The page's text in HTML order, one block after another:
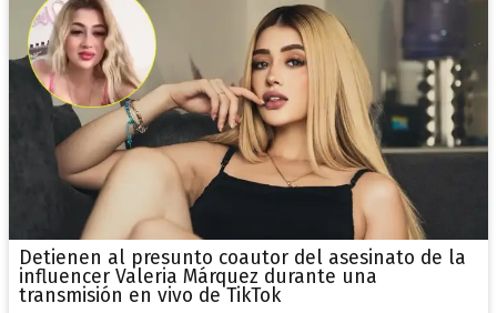
Detienen al presunto coautor del asesinato de la
influencer Valeria Márquez durante una
transmisión en vivo de TikTok